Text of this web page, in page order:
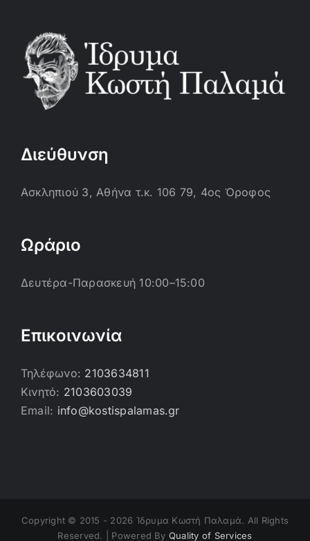
Διεύθυνση
Ασκληπιού 3, Αθήνα τ.κ. 106 79, 4ος Όροφος
Ωράριο
Δευτέρα-Παρασκευή 10:00–15:00
Επικοινωνία
Τηλέφωνο: 2103634811
Κινητό: 2103603039
Email: info@kostispalamas.gr
Copyright © 2015 - 2026 Ίδρυμα Κωστή Παλαμά. All Rights
Reserved. | Powered By Quality of Services